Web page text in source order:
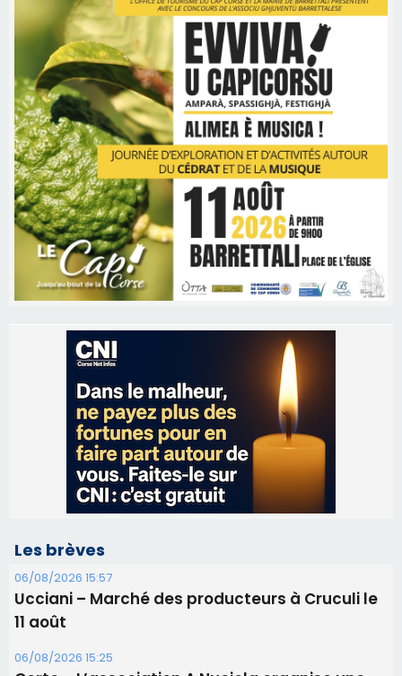
Les brèves
06/08/2026 15:57
Ucciani – Marché des producteurs à Cruculi le
06/08/2026 15:25
Corte – L’association A Nuciola organise une
06/08/2026 15:04
Alata - Soirée Tango Argentin au stade de San
Benedetto
05/08/2026 09:53
Biguglia : messe de la Sainte-Marie et